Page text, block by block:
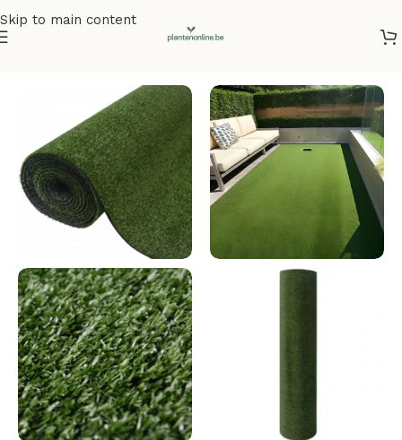
Skip to main content